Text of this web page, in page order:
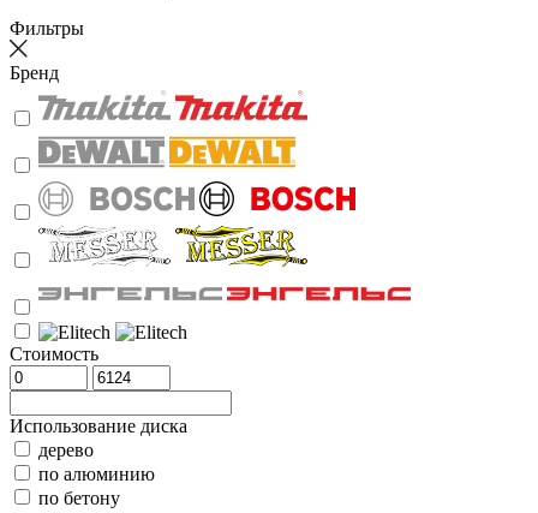
Фильтры
Бренд
Стоимость
Использование диска
дерево
по алюминию
по бетону